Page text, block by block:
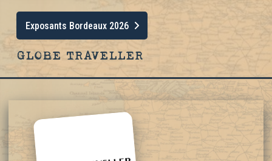
Exposants Bordeaux 2026
GLOBE TRAVELLER